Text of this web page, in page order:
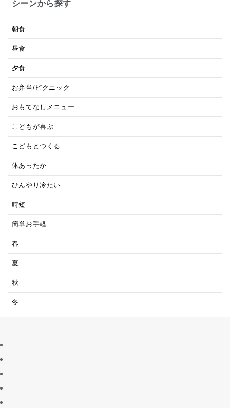
シーンから探す
朝食
昼食
夕食
お弁当/ピクニック
おもてなしメニュー
こどもが喜ぶ
こどもとつくる
体あったか
ひんやり冷たい
時短
簡単お手軽
春
夏
秋
冬